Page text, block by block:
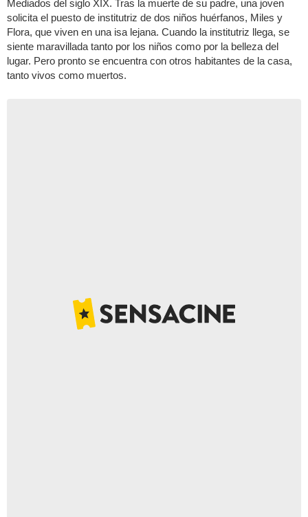
Mediados del siglo XIX. Tras la muerte de su padre, una joven
solicita el puesto de institutriz de dos niños huérfanos, Miles y
Flora, que viven en una isa lejana. Cuando la institutriz llega, se
siente maravillada tanto por los niños como por la belleza del
lugar. Pero pronto se encuentra con otros habitantes de la casa,
tanto vivos como muertos.